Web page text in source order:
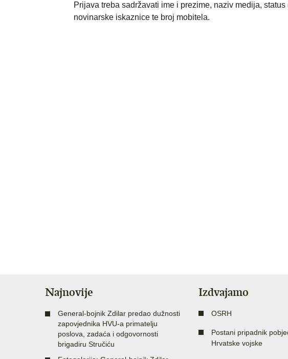
Prijava treba sadržavati ime i prezime, naziv medija,
novinarske iskaznice te broj mobitela.
Najnovije
General-bojnik Zdilar predao dužnosti
zapovjednika HVU-a primatelju
poslova, zadaća i odgovornosti
brigadiru Stručiću
Izdvajamo
OSRH
Postani pripadnik
Hrvatske vojske